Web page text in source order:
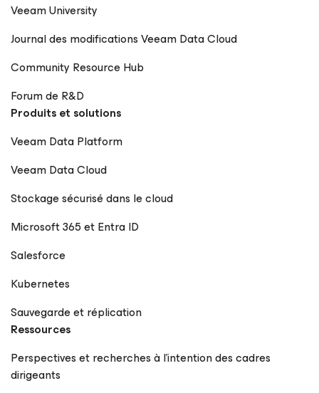
Veeam University
Journal des modifications Veeam Data Cloud
Community Resource Hub
Forum de R&D
Produits et solutions
Veeam Data Platform
Veeam Data Cloud
Stockage sécurisé dans le cloud
Microsoft 365 et Entra ID
Salesforce
Kubernetes
Sauvegarde et réplication
Ressources
Perspectives et recherches à l’intention des cadres
dirigeants